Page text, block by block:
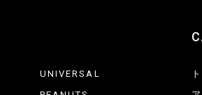
UNIVERSAL